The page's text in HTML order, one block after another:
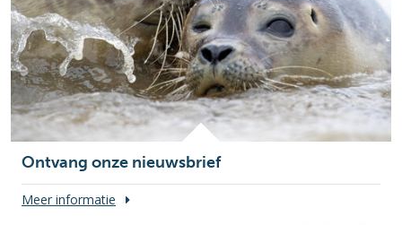
Ontvang onze nieuwsbrief
Meer informatie